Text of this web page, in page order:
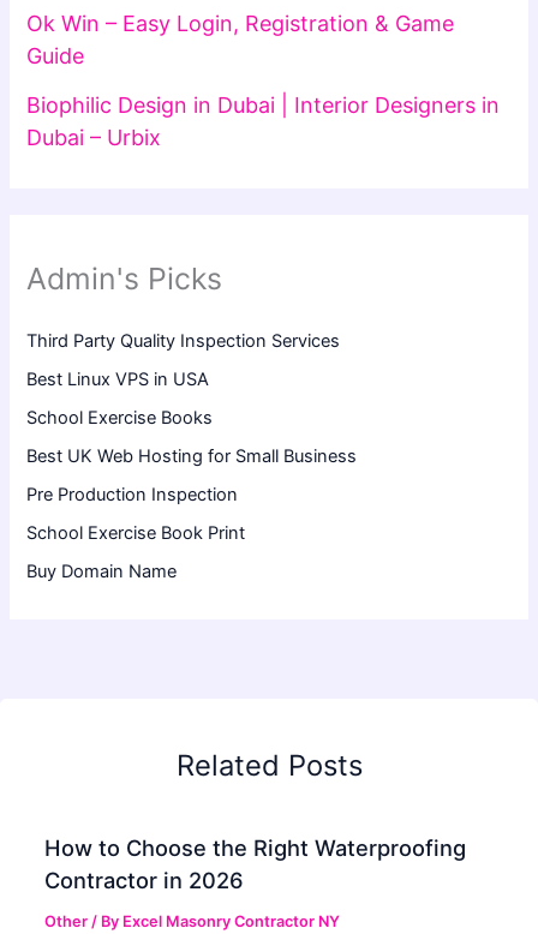
Ok Win – Easy Login, Registration & Game
Guide
Biophilic Design in Dubai | Interior Designers in
Dubai – Urbix
Admin's Picks
Third Party Quality Inspection Services
Best Linux VPS in USA
School Exercise Books
Best UK Web Hosting for Small Business
Pre Production Inspection
School Exercise Book Print
Buy Domain Name
Related Posts
How to Choose the Right Waterproofing
Contractor in 2026
Other / By Excel Masonry Contractor NY